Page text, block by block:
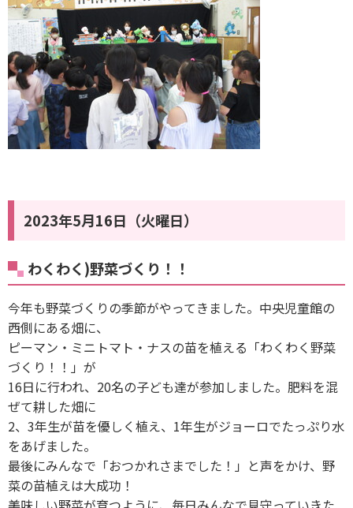
2023年5月16日（火曜日）
わくわく)野菜づくり！！
今年も野菜づくりの季節がやってきました。中央児童館の
西側にある畑に、
ピーマン・ミニトマト・ナスの苗を植える「わくわく野菜
づくり！！」が
16日に行われ、20名の子ども達が参加しました。肥料を混
ぜて耕した畑に
2、3年生が苗を優しく植え、1年生がジョーロでたっぷり水
をあげました。
最後にみんなで「おつかれさまでした！」と声をかけ、野
菜の苗植えは大成功！